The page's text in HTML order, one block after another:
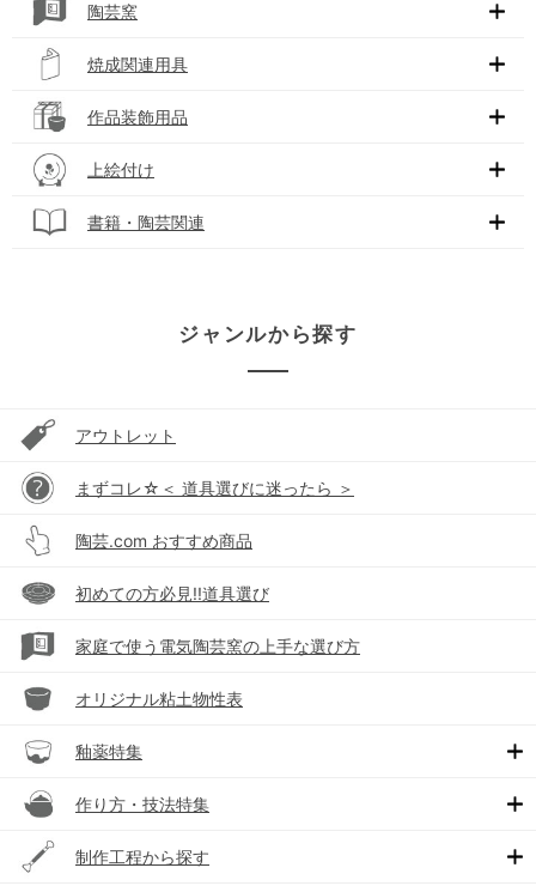
陶芸窯
焼成関連用具
作品装飾用品
上絵付け
書籍・陶芸関連
ジャンルから探す
アウトレット
まずコレ☆＜ 道具選びに迷ったら ＞
陶芸.com おすすめ商品
初めての方必見!!道具選び
家庭で使う電気陶芸窯の上手な選び方
オリジナル粘土物性表
釉薬特集
作り方・技法特集
制作工程から探す